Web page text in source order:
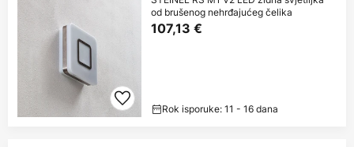
od brušenog nehrđajućeg čelika
107,13 €
Rok isporuke: 11 - 16 dana